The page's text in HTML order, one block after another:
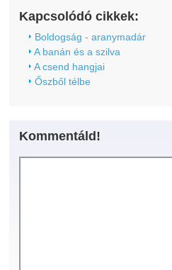
Kapcsolódó cikkek:
Boldogság - aranymadár
A banán és a szilva
A csend hangjai
Őszből télbe
Kommentáld!